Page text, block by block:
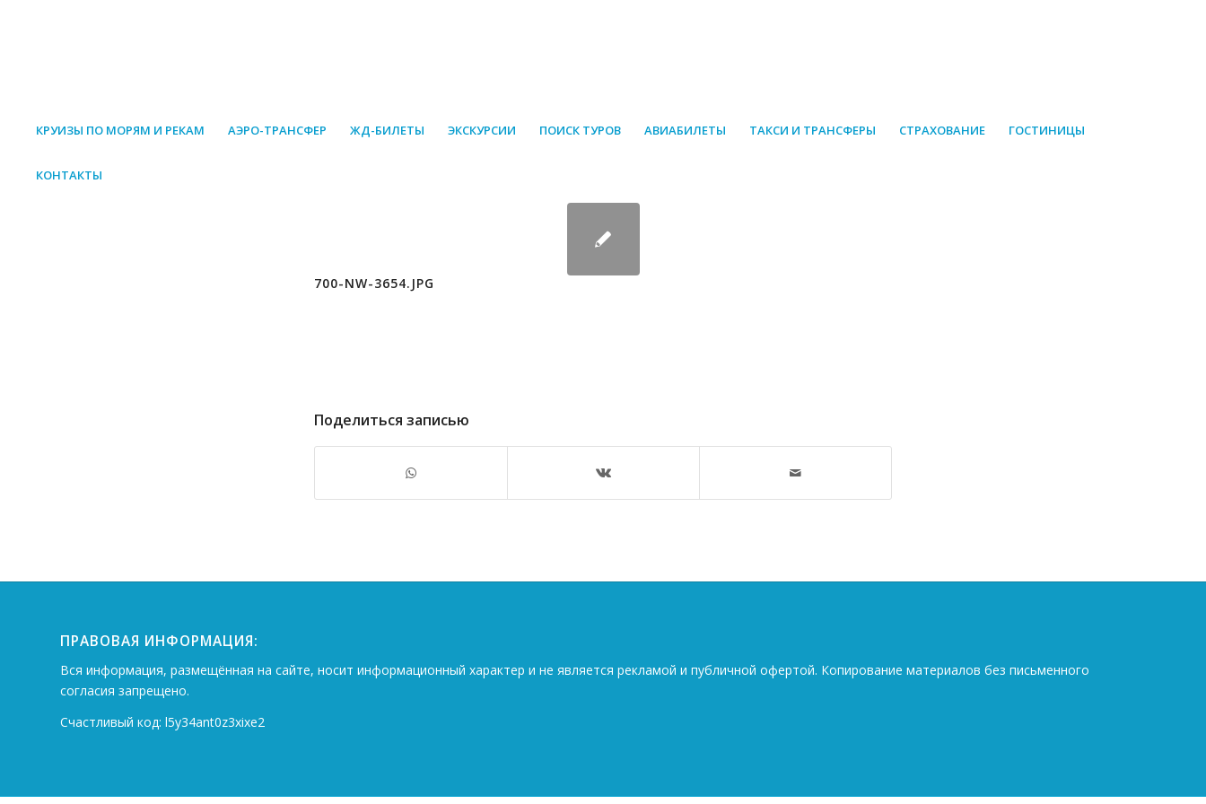
КРУИЗЫ ПО МОРЯМ И РЕКАМ АЭРО-ТРАНСФЕР ЖД-БИЛЕТЫ ЭКСКУРСИИ ПОИСК ТУРОВ АВИАБИЛЕТЫ ТАКСИ И ТРАНСФЕРЫ СТРАХОВАНИЕ ГОСТИНИЦЫ
КОНТАКТЫ
700-NW-3654.JPG
Поделиться записью
ПРАВОВАЯ ИНФОРМАЦИЯ:
Вся информация, размещённая на сайте, носит информационный характер и не является рекламой и публичной офертой. Копирование материалов без письменного
согласия запрещено.
Счастливый код: l5y34ant0z3xixe2